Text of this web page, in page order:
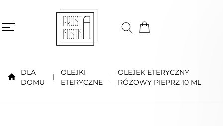
DLA
DOMU
OLEJKI
ETERYCZNE
OLEJEK ETERYCZNY
RÓŻOWY PIEPRZ 10 ML